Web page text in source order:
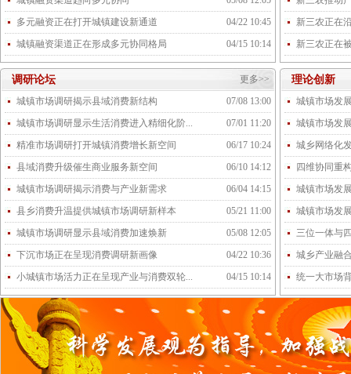
多元融资正在打开城镇建设新通道
04/22 10:45
城镇融资渠道正在形成多元协同格局
04/15 10:14
新三农正在
新三农正在
调研论坛
更多>>
城镇市场调研揭示县域消费新结构
07/08 13:00
城镇市场调研显示生活消费进入精细化阶...
07/01 11:20
精准市场调研打开城镇消费增长新空间
06/17 10:24
县域消费升级催生商业服务新空间
06/10 14:12
城镇市场调研揭示消费与产业新需求
06/04 14:15
县乡消费升温提供城镇市场调研新样本
05/21 11:00
城镇市场调研显示县域消费加速焕新
05/08 12:05
下沉市场正在呈现消费调研新画像
04/22 10:36
小城镇市场活力正在呈现产业与消费双轮...
04/15 10:14
理论创新
城镇市场发
城镇市场发
城乡网络化
四维协同重
城镇市场发
城镇市场发
三位一体与
城乡产业融
统一大市场